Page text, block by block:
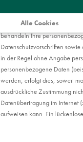
Alle Cookies
Die Betreiber dieser Seiten
behandeln Ihre
Datenschutzvorschriften
in der Regel ohne Angabe
personenbezogene Daten
werden, erfolgt dies, soweit
ausdrückliche Zustimmung
Datenübertragung im Internet
aufweisen kann. Ein